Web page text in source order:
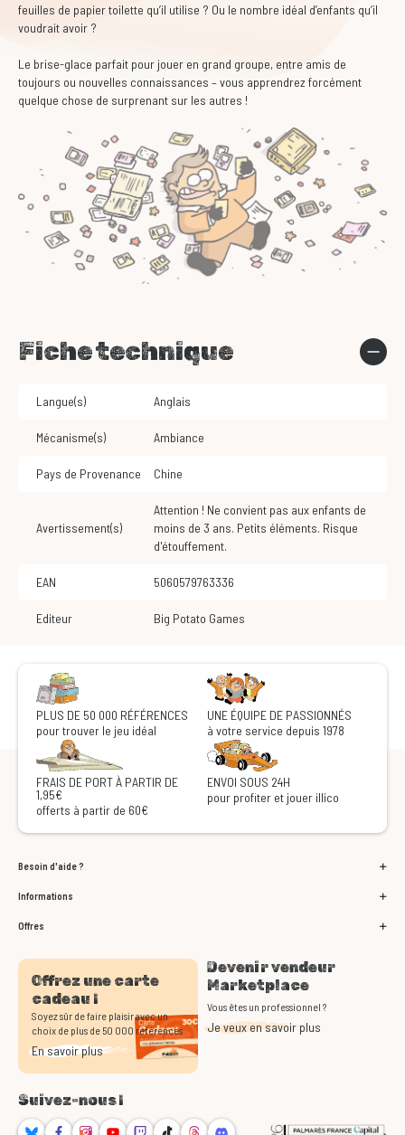
feuilles de papier toilette qu’il utilise ? Ou le nombre idéal d’enfants qu’il
voudrait avoir ?
Le brise-glace parfait pour jouer en grand groupe, entre amis de
toujours ou nouvelles connaissances – vous apprendrez forcément
quelque chose de surprenant sur les autres !
Fiche technique
Langue(s) Anglais
Mécanisme(s) Ambiance
Pays de Provenance Chine
Avertissement(s)
Attention ! Ne convient pas aux enfants de
moins de 3 ans. Petits éléments. Risque
d'étouffement.
EAN 5060579763336
Editeur Big Potato Games
PLUS DE 50 000 RÉFÉRENCES
pour trouver le jeu idéal
UNE ÉQUIPE DE PASSIONNÉS
à votre service depuis 1978
FRAIS DE PORT À PARTIR DE
1,95€
offerts à partir de 60€
ENVOI SOUS 24H
pour profiter et jouer illico
Besoin d'aide ?
Informations
Offres
Offrez une carte
cadeau !
Soyez sûr de faire plaisir avec un
choix de plus de 50 000 références
En savoir plus
Devenir vendeur
Marketplace
Vous êtes un professionnel ?
Je veux en savoir plus
Suivez-nous !
BlueskyFacebookInstagram
YoutubeTwitchTikTokThreadsDiscord